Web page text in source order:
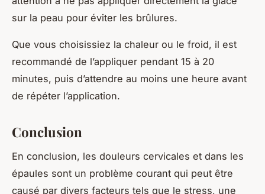
sur la peau pour éviter les brûlures.
Que vous choisissiez la chaleur ou le froid, il est
recommandé de l’appliquer pendant 15 à 20
minutes, puis d’attendre au moins une heure avant
de répéter l’application.
Conclusion
En conclusion, les douleurs cervicales et dans les
épaules sont un problème courant qui peut être
causé par divers facteurs tels que le stress, une